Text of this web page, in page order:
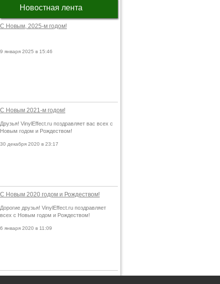
Новостная лента
С Новым, 2025-м годом!
9 января 2025 в 15:46
С Новым 2021-м годом!
Друзья! VinylEffect.ru поздравляет вас всех с
Новым годом и Рождеством!
30 декабря 2020 в 23:17
С Новым 2020 годом и Рождеством!
Дорогие друзья! VinylEffect.ru поздравляет
всех с Новым годом и Рождеством!
6 января 2020 в 11:09